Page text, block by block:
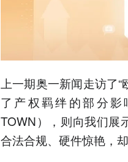
上一期奥一新闻走访了
了产权羁绊的部分
TOWN），则向我们展
合法合规、硬件惊艳，